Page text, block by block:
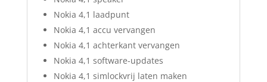
Nokia 4,1 laadpunt
Nokia 4,1 accu vervangen
Nokia 4,1 achterkant vervangen
Nokia 4,1 software-updates
Nokia 4,1 simlockvrij laten maken